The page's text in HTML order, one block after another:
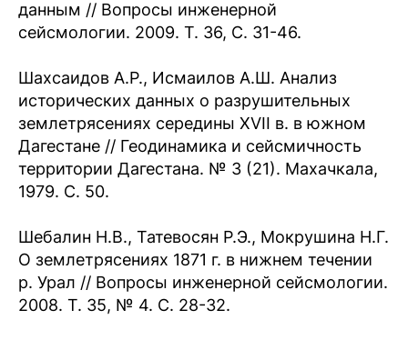
данным // Вопросы инженерной
сейсмологии. 2009. Т. 36, С. 31-46.
Шахсаидов А.Р., Исмаилов А.Ш. Анализ
исторических данных о разрушительных
землетрясениях середины XVII в. в южном
Дагестане // Геодинамика и сейсмичность
территории Дагестана. № 3 (21). Махачкала,
1979. С. 50.
Шебалин Н.В., Татевосян Р.Э., Мокрушина Н.Г.
О землетрясениях 1871 г. в нижнем течении
р. Урал // Вопросы инженерной сейсмологии.
2008. Т. 35, № 4. С. 28-32.